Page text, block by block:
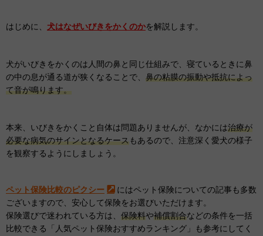
はじめに、 犬はなぜいびきをかくのかを解説します。
犬がいびきをかくのは人間の鼻と同じ仕組みで、寝ているときに鼻
の中の息が通る道が狭くなることで、 鼻の粘膜の振動や抵抗によっ
て音が鳴ります。
本来、いびきをかくこと自体は問題ありませんが、なかには治療が
必要な病気のサインとなるケースもあるので、注意深く愛犬の様子
を観察するようにしましょう。
ペット保険比較のピクシー
にはペット保険についての記事も多数
ございますので、安心して保険をお選びいただけます。
保険選びで迷われている方は、 保険料や補償割合などの条件を一括
比較できる「人気ペット保険おすすめランキング」も参考にしてく